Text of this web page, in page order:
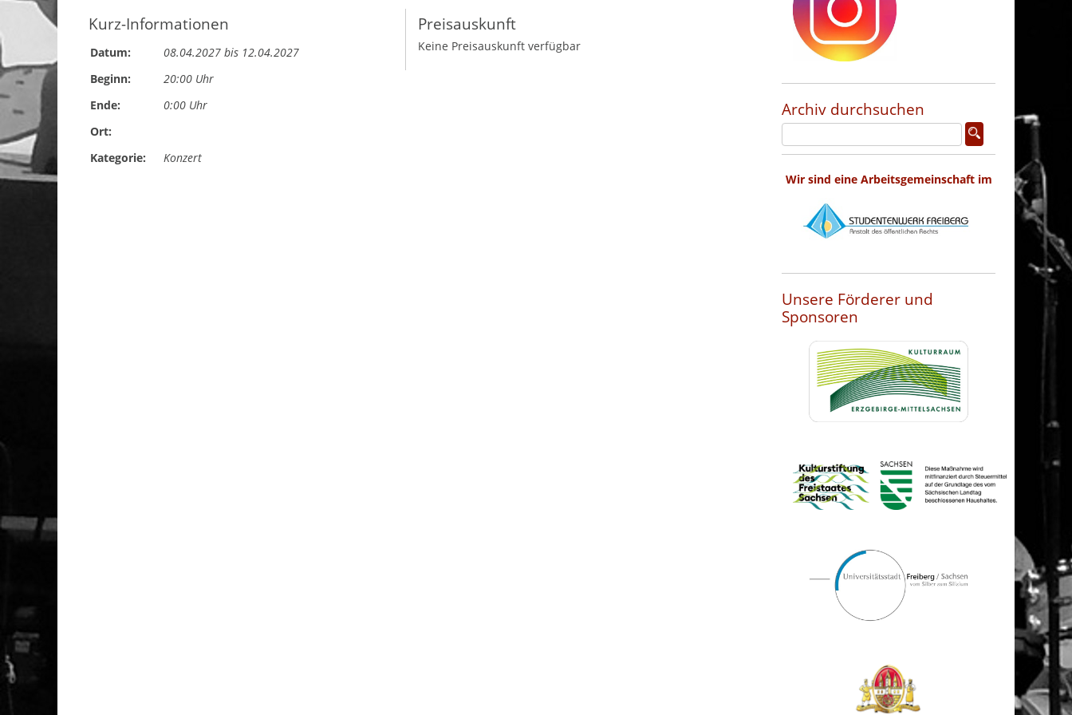
Kurz-Informationen
Datum:
08.04.2027 bis 12.04.2027
Beginn:
20:00 Uhr
Ende:
0:00 Uhr
Ort:
Kategorie:
Konzert
Preisauskunft
Keine Preisauskunft verfügbar
Archiv durchsuchen
Wir sind eine Arbeitsgemeinschaft im
Unsere Förderer und
Sponsoren